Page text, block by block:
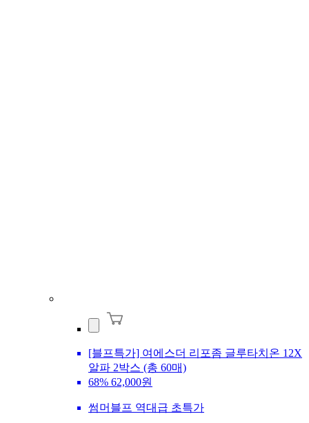
[블프특가] 여에스더 리포좀 글루타치온 12X
알파 2박스 (총 60매)
68% 62,000원
썸머블프 역대급 초특가